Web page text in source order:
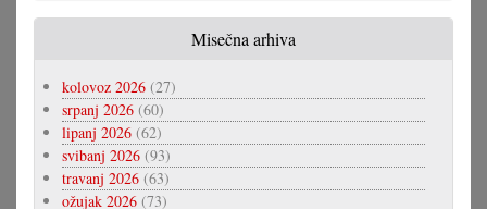
Misečna arhiva
kolovoz 2026 (27)
srpanj 2026 (60)
lipanj 2026 (62)
svibanj 2026 (93)
travanj 2026 (63)
ožujak 2026 (73)